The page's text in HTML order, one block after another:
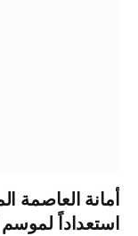
أمانة العاصمة
استعداداً